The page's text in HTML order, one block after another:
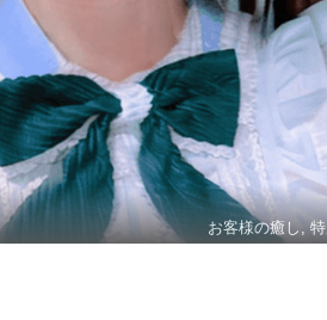
お客様の癒し,